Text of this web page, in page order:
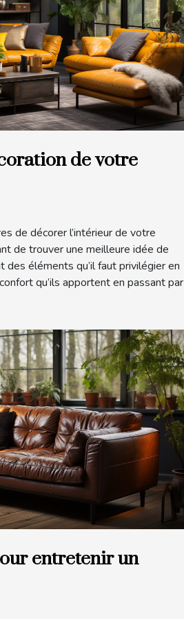
de votre
de décorer l’intérieur de votre
de trouver une meilleure idée de
des éléments qu’il faut privilégier en
qu’ils apportent en passant par
entretenir un